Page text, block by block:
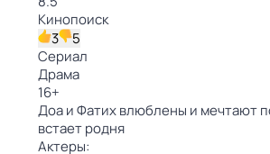
Кинопоиск
3
5
Сериал
Драма
16+
Доа и Фатих влюблены и мечтают
встает родня
Актеры: